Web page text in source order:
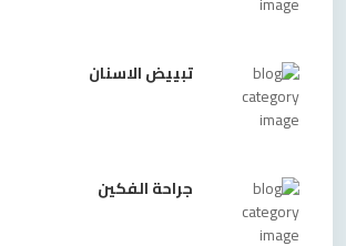
تبييض الاسنان
جراحة الفكين